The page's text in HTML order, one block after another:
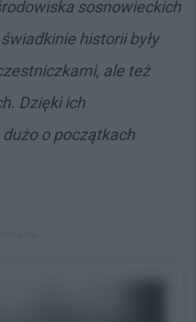
sosnowieckich
historii były
ale też
Dzięki ich
o początkach